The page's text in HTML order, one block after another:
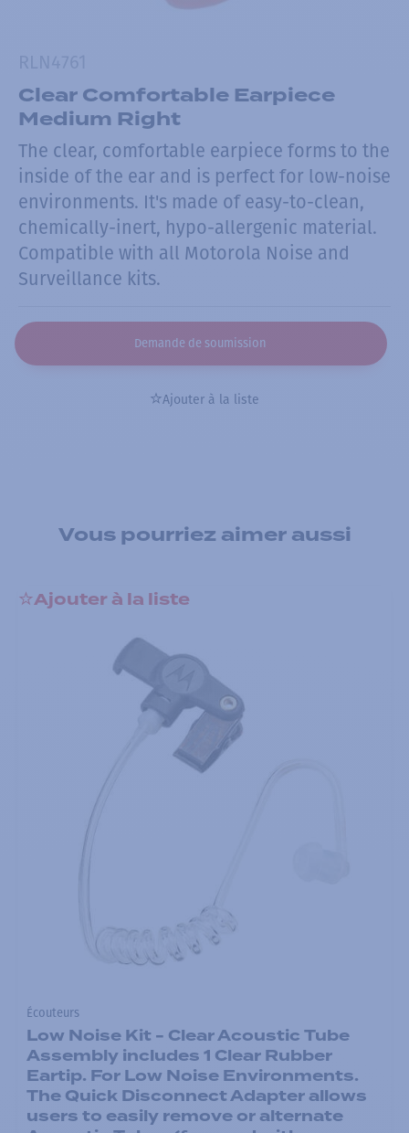
Clear Comfortable Earpiece
Medium Right
The clear, comfortable earpiece forms to the
inside of the ear and is perfect for low-noise
environments. It's made of easy-to-clean,
chemically-inert, hypo-allergenic material.
Compatible with all Motorola Noise and
Surveillance kits.
Demande de soumission
Ajouter à la liste
Vous pourriez aimer aussi
Ajouter à la liste
Écouteurs
Low Noise Kit - Clear Acoustic Tube
Assembly includes 1 Clear Rubber
Eartip. For Low Noise Environments.
The Quick Disconnect Adapter allows
users to easily remove or alternate